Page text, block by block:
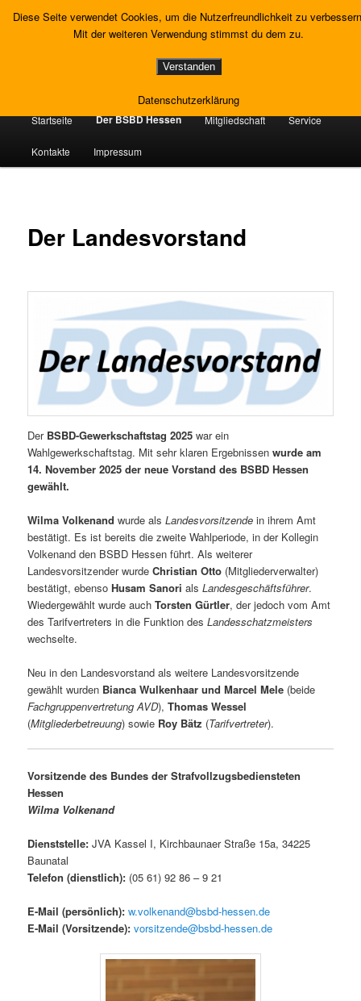
primären
Landesverband Hessen
HauptmenüStartseite Der BSBD Hessen Mitgliedschaft Service
Kontakte Impressum
Der Landesvorstand
Der BSBD-Gewerkschaftstag 2025war ein
Wahlgewerkschaftstag. Mit sehr klaren Ergebnissenwurde am
14. November 2025 der neue Vorstand des BSBD Hessen
gewählt.
Wilma Volkenand wurde alsLandesvorsitzendein ihrem Amt
bestätigt. Es ist bereits die zweite Wahlperiode, in der Kollegin
Volkenand den BSBD Hessen führt. Als weiterer
Landesvorsitzender wurdeChristian Otto (Mitgliederverwalter)
bestätigt, ebensoHusam Sanori alsLandesgeschäftsführer.
Wiedergewählt wurde auchTorsten Gürtler, der jedoch vom Amt
des Tarifvertreters in die Funktion desLandesschatzmeisters
wechselte.
Neu in den Landesvorstand als weitere Landesvorsitzende
gewählt wurden Bianca Wulkenhaar und Marcel Mele (beide
Fachgruppenvertretung AVD),Thomas Wessel
(Mitgliederbetreuung) sowie Roy Bätz (Tarifvertreter).
Vorsitzende des Bundes der Strafvollzugsbediensteten
Hessen
Wilma Volkenand
Dienststelle:JVA Kassel I, Kirchbaunaer Straße 15a, 34225
Baunatal
Telefon (dienstlich): (05 61) 92 86 – 9 21
E-Mail (persönlich):w.volkenand@bsbd-hessen.de
E-Mail (Vorsitzende):vorsitzende@bsbd-hessen.de
Diese Seite verwendet Cookies, um die Nutzerfreundlichkeit zu
Mit der weiteren Verwendung stimmst du dem zu.
Verstanden
Datenschutzerklärung